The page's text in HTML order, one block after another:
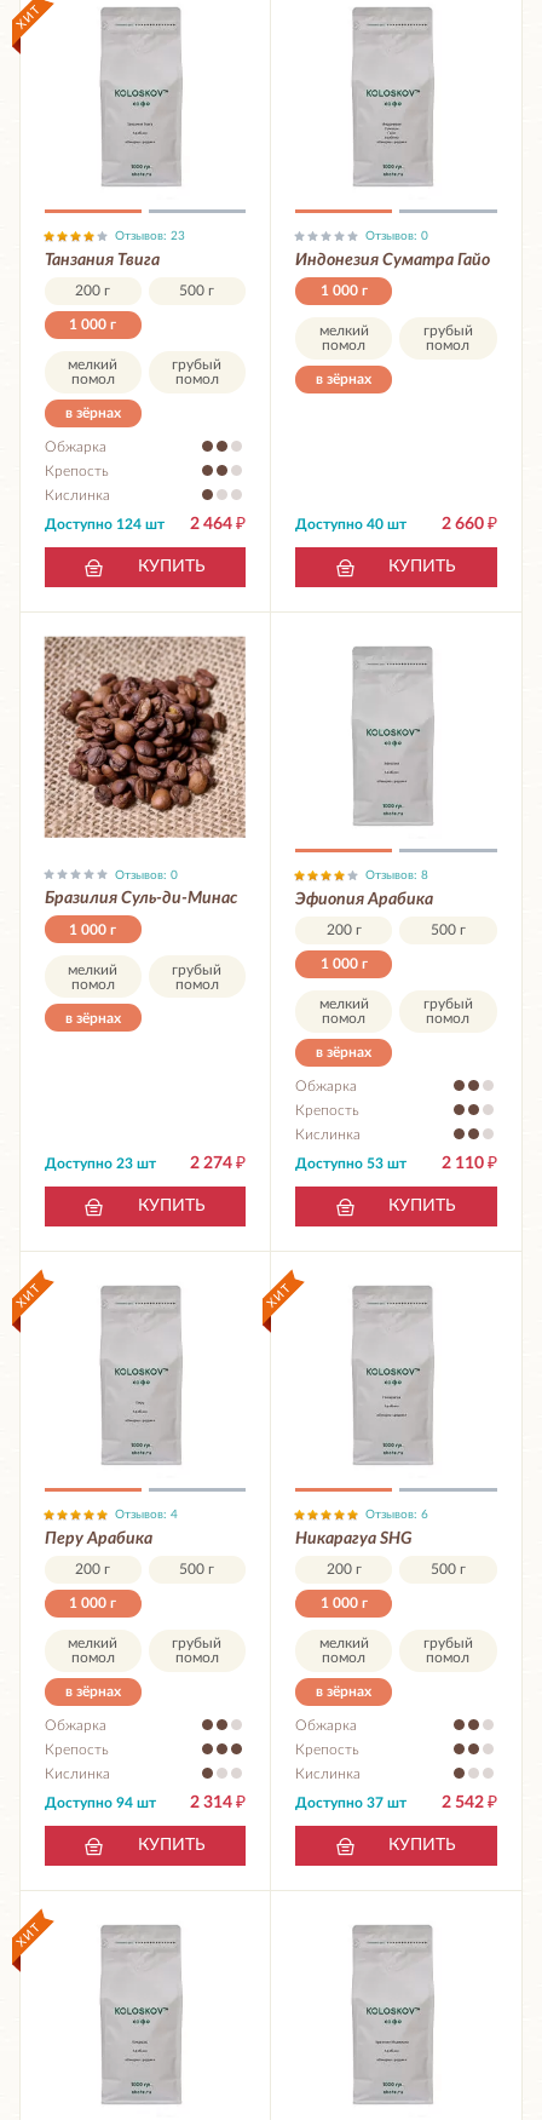
Отзывов: 23
Танзания Твига
200 г 500 г
1 000 г
мелкий
помол
грубый
помол
в зёрнах
Обжарка
Крепость
Кислинка
2 464 ₽
Доступно 124 шт
КУПИТЬ
Отзывов: 0
Индонезия Суматра Гайо
1 000 г
мелкий
помол
грубый
помол
в зёрнах
2 660 ₽
Доступно 40 шт
КУПИТЬ
Отзывов: 0
Бразилия Суль-ди-Минас
1 000 г
мелкий
помол
грубый
помол
в зёрнах
2 274 ₽
Доступно 23 шт
КУПИТЬ
Отзывов: 8
Эфиопия Арабика
200 г 500 г
1 000 г
мелкий
помол
грубый
помол
в зёрнах
Обжарка
Крепость
Кислинка
2 110 ₽
Доступно 53 шт
КУПИТЬ
Отзывов: 4
Перу Арабика
200 г 500 г
1 000 г
мелкий
помол
грубый
помол
в зёрнах
Обжарка
Крепость
Кислинка
2 314 ₽
Доступно 94 шт
КУПИТЬ
Отзывов: 6
Никарагуа SHG
200 г 500 г
1 000 г
мелкий
помол
грубый
помол
в зёрнах
Обжарка
Крепость
Кислинка
2 542 ₽
Доступно 37 шт
КУПИТЬ